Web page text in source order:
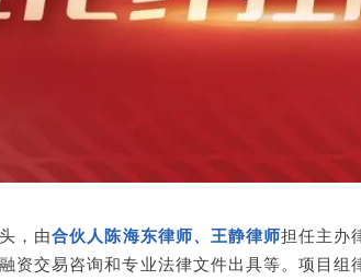
，由合伙人陈海东律师、王静律师担任主办
资交易咨询和专业法律文件出具等。项目